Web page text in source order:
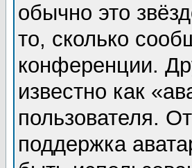
обычно это
то, сколько
конференции.
известно как
пользователя.
поддержка